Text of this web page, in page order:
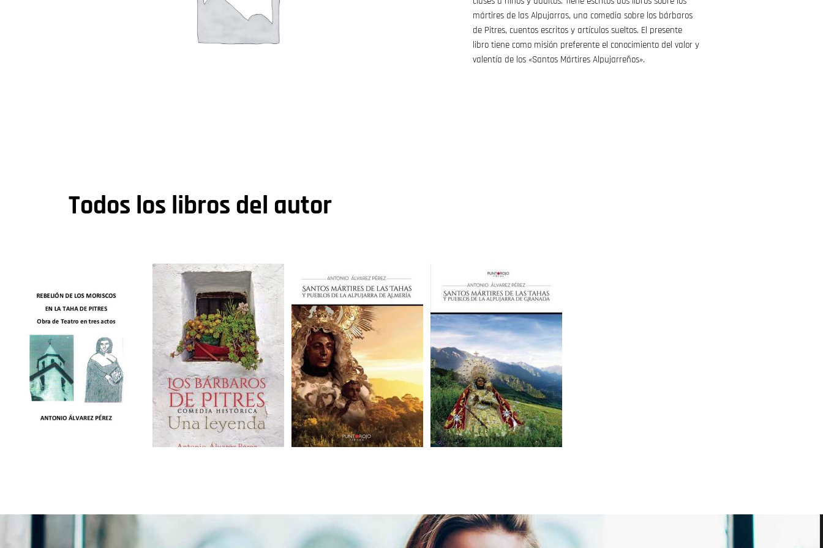
mártires de las Alpujarras, una comedia sobre los bárbaros
de Pitres, cuentos escritos y artículos sueltos. El presente
libro tiene como misión preferente el conocimiento del valor y
valentía de los «Santos Mártires Alpujarreños».
Todos los libros del autor